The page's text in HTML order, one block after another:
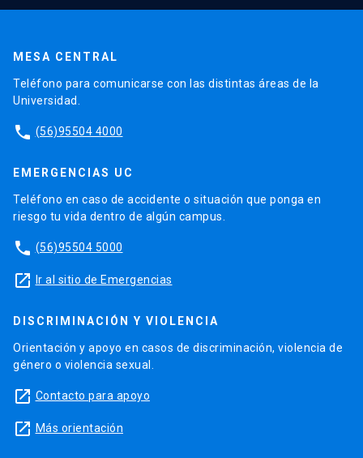
MESA CENTRAL
Teléfono para comunicarse con las distintas áreas de la
Universidad.
phone (56)95504 4000
EMERGENCIAS UC
Teléfono en caso de accidente o situación que ponga en
riesgo tu vida dentro de algún campus.
phone (56)95504 5000
launch Ir al sitio de Emergencias
DISCRIMINACIÓN Y VIOLENCIA
Orientación y apoyo en casos de discriminación, violencia de
género o violencia sexual.
launch Contacto para apoyo
launch Más orientación